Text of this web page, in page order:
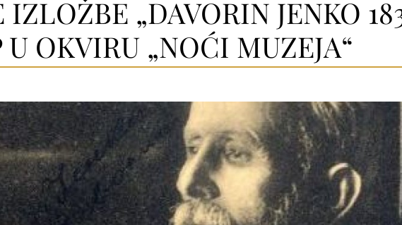
„DAVORIN JENKO
U OKVIRU „NOĆI MUZEJA“